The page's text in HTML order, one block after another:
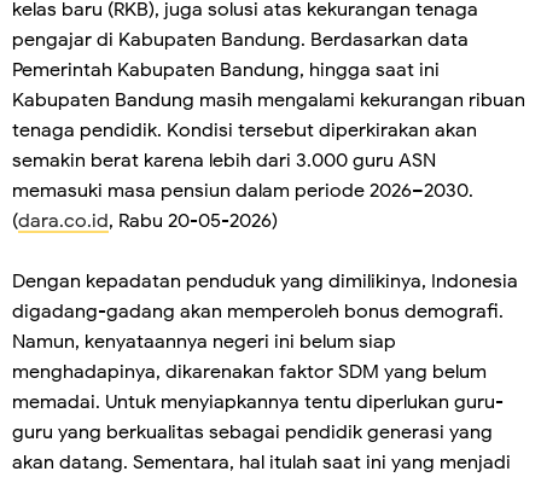
kelas baru (RKB), juga solusi atas kekurangan tenaga
pengajar di Kabupaten Bandung. Berdasarkan data
Pemerintah Kabupaten Bandung, hingga saat ini
Kabupaten Bandung masih mengalami kekurangan ribuan
tenaga pendidik. Kondisi tersebut diperkirakan akan
semakin berat karena lebih dari 3.000 guru ASN
memasuki masa pensiun dalam periode 2026–2030.
(dara.co.id, Rabu 20-05-2026)
Dengan kepadatan penduduk yang dimilikinya, Indonesia
digadang-gadang akan memperoleh bonus demografi.
Namun, kenyataannya negeri ini belum siap
menghadapinya, dikarenakan faktor SDM yang belum
memadai. Untuk menyiapkannya tentu diperlukan guru-
guru yang berkualitas sebagai pendidik generasi yang
akan datang. Sementara, hal itulah saat ini yang menjadi